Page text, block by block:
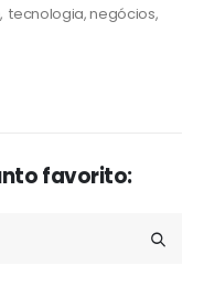
negócios,
favorito: